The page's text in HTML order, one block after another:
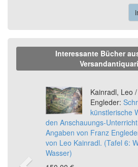
Interessante Bücher
Kainradl, Leo
Engleder:
künstlerische
den Anschauungs-
Angaben von Franz
von Leo Kainradl. (Tafel 6:
Wasser)
Previous